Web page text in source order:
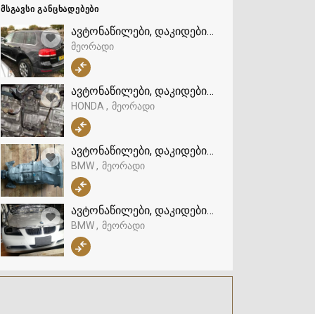
ᲛᲡᲒᲐᲕᲡᲘ ᲒᲐᲜᲪᲮᲐᲓᲔᲑᲔᲑᲘ
ავტონაწილები, დაკიდების სისტემა და
მეორადი
ავტონაწილები, დაკიდების სისტემა და
HONDA მეორადი
ავტონაწილები, დაკიდების სისტემა და
BMW მეორადი
ავტონაწილები, დაკიდების სისტემა და
BMW მეორადი